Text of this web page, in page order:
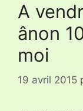
A
ânon
moi
19 avril 2015